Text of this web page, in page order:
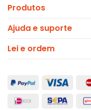
Produtos
Ajuda e suporte
Lei e ordem